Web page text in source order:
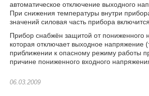
автоматическое отключение выходного
При снижения температуры внутри
значений силовая часть прибора
Прибор снабжён защитой от пониженного
которая отключает выходное напряжение
приближении к опасному режиму работы
причине пониженного входного
06.03.2009